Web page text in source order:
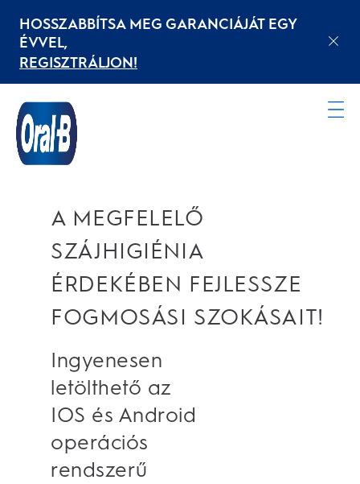
HOSSZABBÍTSA MEG GARANCIÁJÁT EGY
ÉVVEL,
REGISZTRÁLJON!
A MEGFELELŐ
SZÁJHIGIÉNIA
ÉRDEKÉBEN FEJLESSZE
FOGMOSÁSI SZOKÁSAIT!
Ingyenesen
letölthető az
IOS és Android
operációs
rendszerű